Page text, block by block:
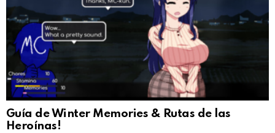
Guía de Winter Memories & Rutas de las
Heroínas!